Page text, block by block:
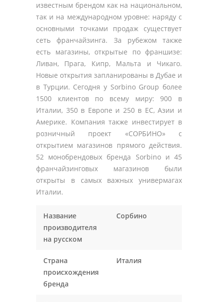
известным брендом как на национальном,
так и на международном уровне: наряду с
основными точками продаж существует
сеть франчайзинга. За рубежом также
есть магазины, открытые по франшизе:
Ливан, Прага, Кипр, Мальта и Чикаго.
Новые открытия запланированы в Дубае и
в Турции. Сегодня у Sorbino Group более
1500 клиентов по всему миру: 900 в
Италии, 350 в Европе и 250 в ЕС, Азии и
Америке. Компания также инвестирует в
розничный проект «СОРБИНО» с
открытием магазинов прямого действия.
52 монобрендовых бренда Sorbino и 45
франчайзинговых магазинов были
открыты в самых важных универмагах
Италии.
Название
производителя
на русском
Сорбино
Страна
происхождения
бренда
Италия